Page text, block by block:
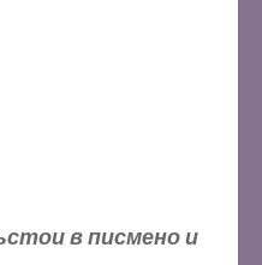
в писмено и